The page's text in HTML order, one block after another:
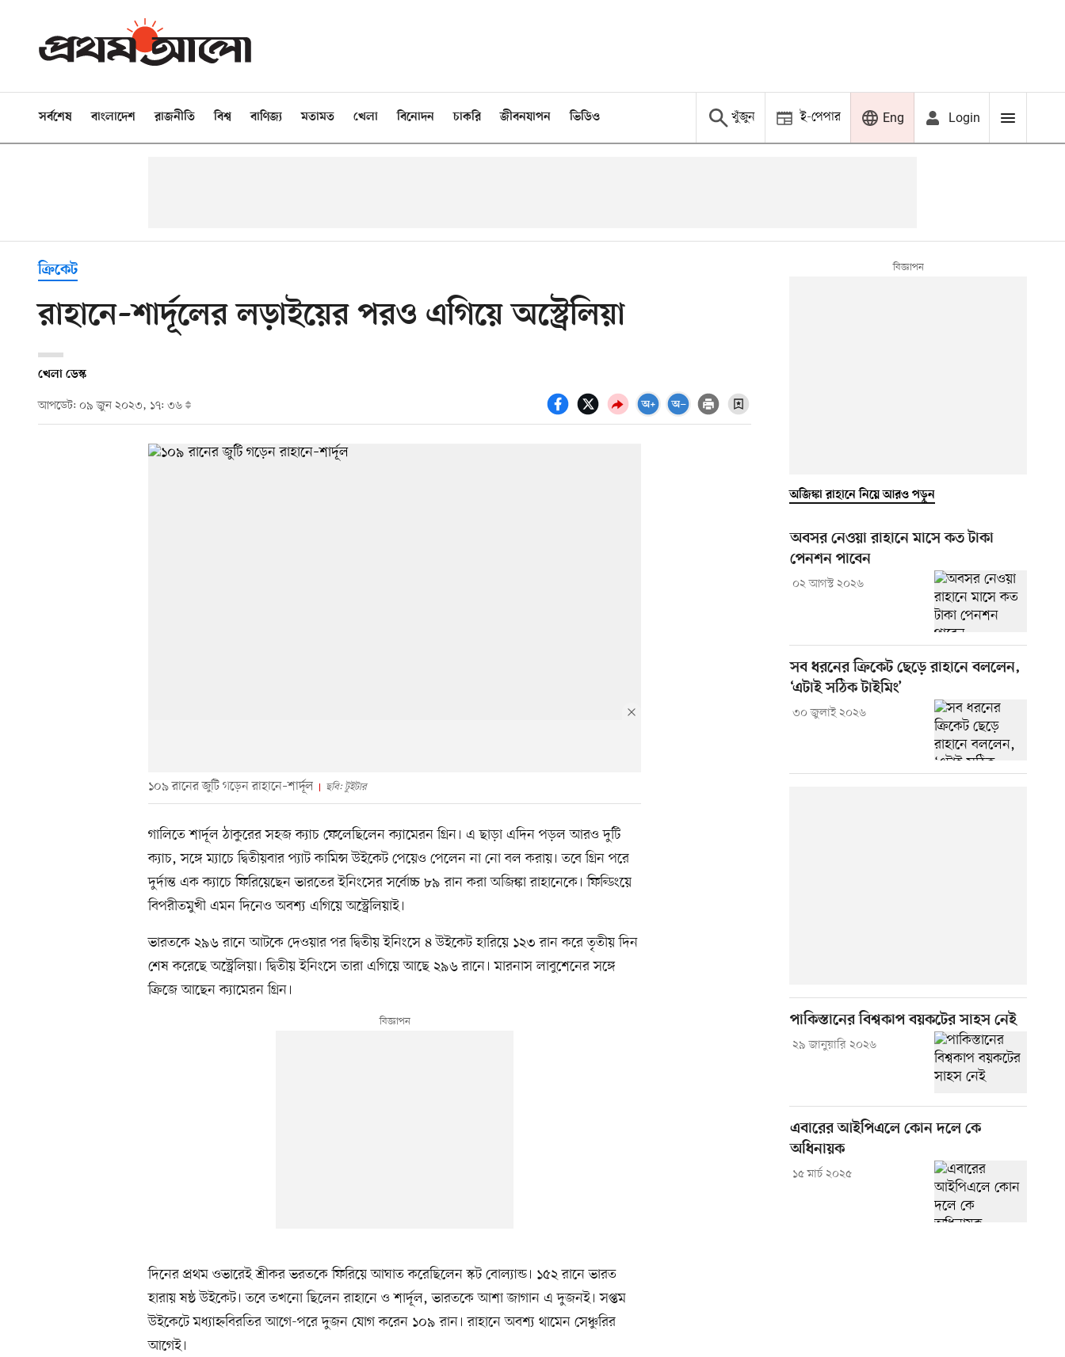
সর্বশেষ বাংলাদেশ রাজনীতি বিশ্ব বাণিজ্য মতামত খেলা বিনোদন চাকরি জীবনযাপন ভিডিও খুঁজুন ই-পেপার Eng Login
ক্রিকেট
রাহানে–শার্দূলের লড়াইয়ের পরও এগিয়ে অস্ট্রেলিয়া
খেলা ডেস্ক
আপডেট: ০৯ জুন ২০২৩, ১৭: ৩৬
১০৯ রানের জুটি গড়েন রাহানে–শার্দূল ছবি: টুইটার
গালিতে শার্দূল ঠাকুরের সহজ ক্যাচ ফেলেছিলেন ক্যামেরন গ্রিন। এ ছাড়া এদিন পড়ল আরও দুটি
ক্যাচ, সঙ্গে ম্যাচে দ্বিতীয়বার প্যাট কামিন্স উইকেট পেয়েও পেলেন না নো বল করায়। তবে গ্রিন পরে
দুর্দান্ত এক ক্যাচে ফিরিয়েছেন ভারতের ইনিংসের সর্বোচ্চ ৮৯ রান করা অজিঙ্কা রাহানেকে। ফিল্ডিংয়ে
বিপরীতমুখী এমন দিনেও অবশ্য এগিয়ে অস্ট্রেলিয়াই।
ভারতকে ২৯৬ রানে আটকে দেওয়ার পর দ্বিতীয় ইনিংসে ৪ উইকেট হারিয়ে ১২৩ রান করে তৃতীয় দিন
শেষ করেছে অস্ট্রেলিয়া। দ্বিতীয় ইনিংসে তারা এগিয়ে আছে ২৯৬ রানে। মারনাস লাবুশেনের সঙ্গে
ক্রিজে আছেন ক্যামেরন গ্রিন।
দিনের প্রথম ওভারেই শ্রীকর ভরতকে ফিরিয়ে আঘাত করেছিলেন স্কট বোল্যান্ড। ১৫২ রানে ভারত
হারায় ষষ্ঠ উইকেট। তবে তখনো ছিলেন রাহানে ও শার্দূল, ভারতকে আশা জাগান এ দুজনই। সপ্তম
উইকেটে মধ্যাহ্নবিরতির আগে-পরে দুজন যোগ করেন ১০৯ রান। রাহানে অবশ্য থামেন সেঞ্চুরির
আগেই।
অজিঙ্কা রাহানে নিয়ে আরও পড়ুন
অবসর নেওয়া রাহানে মাসে কত টাকা
পেনশন পাবেন
০২ আগস্ট ২০২৬
সব ধরনের ক্রিকেট ছেড়ে রাহানে বললেন,
‘এটাই সঠিক টাইমিং’
৩০ জুলাই ২০২৬
পাকিস্তানের বিশ্বকাপ বয়কটের সাহস নেই
২৯ জানুয়ারি ২০২৬
এবারের আইপিএলে কোন দলে কে
অধিনায়ক
১৫ মার্চ ২০২৫